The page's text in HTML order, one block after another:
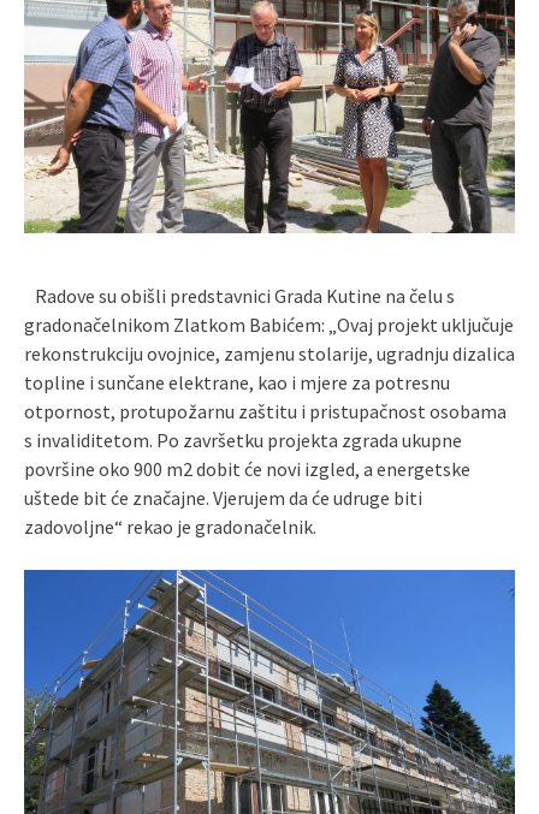
Radove su obišli predstavnici Grada Kutine na čelu s
gradonačelnikom Zlatkom Babićem: „Ovaj projekt uključuje
rekonstrukciju ovojnice, zamjenu stolarije, ugradnju dizalica
topline i sunčane elektrane, kao i mjere za potresnu
otpornost, protupožarnu zaštitu i pristupačnost osobama
s invaliditetom. Po završetku projekta zgrada ukupne
površine oko 900 m2 dobit će novi izgled, a energetske
uštede bit će značajne. Vjerujem da će udruge biti
zadovoljne“ rekao je gradonačelnik.